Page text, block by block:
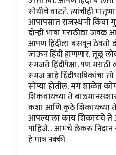
सोयीचे वाटते. त्यांचीही
आपापसात राजस्थानी किंवा
दोन्ही भाषा मराठीला जवळ
आपण हिंदीला बसवून ठेवतो
जाऊन हिंदी हाणणार. तूळू
समजते हिंदीपेक्षा. पण मराठी
समज आहे हिंदीभाषिकांचा तो
सोप्या होतील. मग शाळेत
शिकवायच्या ते
कशा आणि कुठे शिकायच्या ते
आपल्याला काय शिकायचे ते
पाहिजे. . आमचे लेकरु निदान
हे मात्र नक्की.